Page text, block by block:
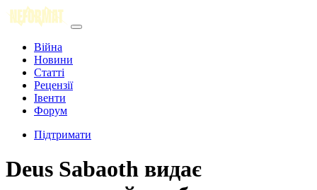
Війна
Новини
Статті
Рецензії
Івенти
Форум
Підтримати
Deus Sabaoth видає